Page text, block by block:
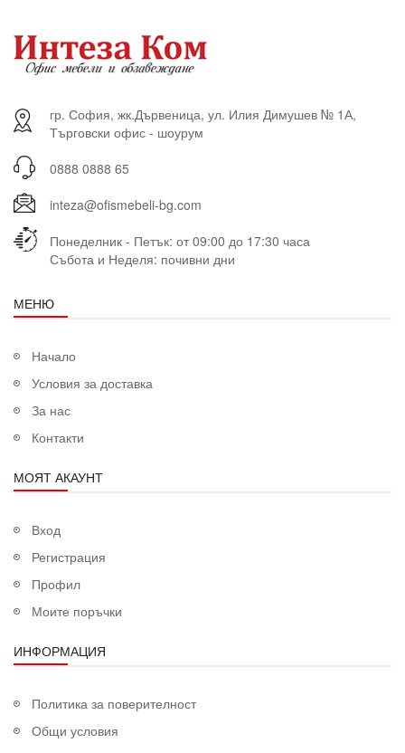
гр. София, жк.Дървеница, ул. Илия Димушев № 1А,
Търговски офис - шоурум
0888 0888 65
inteza@ofismebeli-bg.com
Понеделник - Петък: от 09:00 до 17:30 часа
Събота и Неделя: почивни дни
МЕНЮ
Начало
Условия за доставка
За нас
Контакти
МОЯТ АКАУНТ
Вход
Регистрация
Профил
Моите поръчки
ИНФОРМАЦИЯ
Политика за поверителност
Общи условия